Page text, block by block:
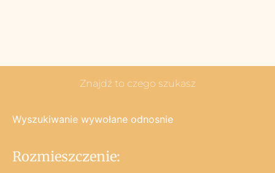
Znajdź to czego szukasz
Wyszukiwanie wywołane odnosnie
Rozmieszczenie: